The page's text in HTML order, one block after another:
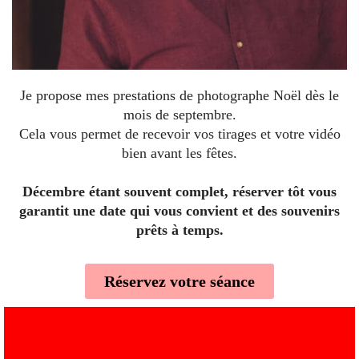
Je propose mes prestations de photographe Noël dès le
mois de septembre.
Cela vous permet de recevoir vos tirages et votre vidéo
bien avant les fêtes.
Décembre étant souvent complet, réserver tôt vous
garantit une date qui vous convient et des souvenirs
prêts à temps.
Réservez votre séance